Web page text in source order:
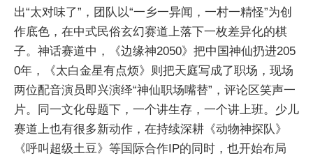
出“太对味了”，团队以“一乡一异闻，一村一精怪”为创
作底色，在中式民俗玄幻赛道上落下一枚差异化的棋
子。神话赛道中，《边缘神2050》把中国神仙扔进205
0年，《太白金星有点烦》则把天庭写成了职场，现场
两位配音演员即兴演绎“神仙职场嘴替”，评论区笑声一
片。同一文化母题下，一个讲生存，一个讲上班。少儿
赛道上也有很多新动作，在持续深耕《动物神探队》
《呼叫超级土豆》等国际合作IP的同时，也开始布局